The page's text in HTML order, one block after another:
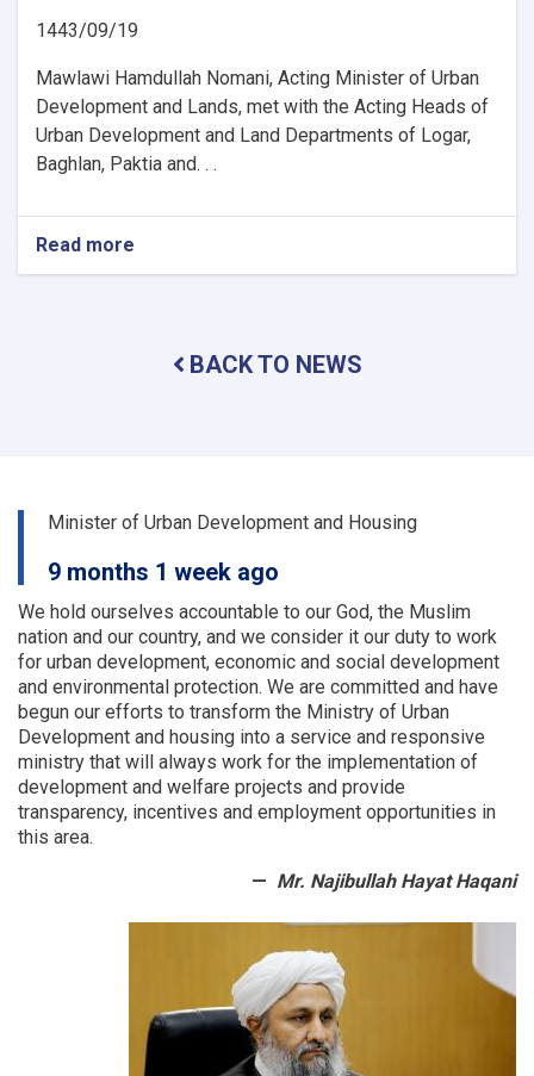
1443/09/19
Mawlawi Hamdullah Nomani, Acting Minister of Urban
Development and Lands, met with the Acting Heads of
Urban Development and Land Departments of Logar,
Baghlan, Paktia and. . .
Read more
The
of
number
of
provinces
were
examined
BACK TO NEWS
Minister of Urban Development and Housing
9 months 1 week ago
We hold ourselves accountable to our God, the Muslim
nation and our country, and we consider it our duty to work
for urban development, economic and social development
and environmental protection. We are committed and have
begun our efforts to transform the Ministry of Urban
Development and housing into a service and responsive
ministry that will always work for the implementation of
development and welfare projects and provide
transparency, incentives and employment opportunities in
this area.
Mr. Najibullah Hayat Haqani